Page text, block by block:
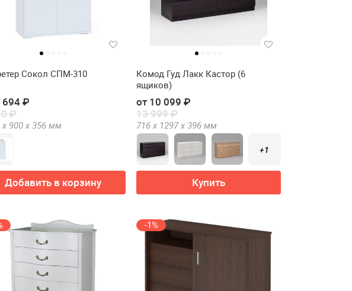
Сокол СПМ-310
694 ₽
₽
х 900 х 356 мм
Добавить в корзину
Комод Гуд Лакк Кастор (6
ящиков)
от 10 099 ₽
13 999 ₽
716 х 1297 х 396 мм
+1
Купить
-1%